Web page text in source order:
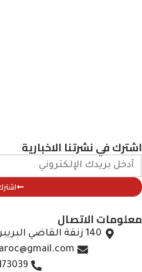
اشترك في نشرتنا الاخبارية
معلومات الاتصال
140 زنقة القاضي البريبري حي العكاري، الرباط